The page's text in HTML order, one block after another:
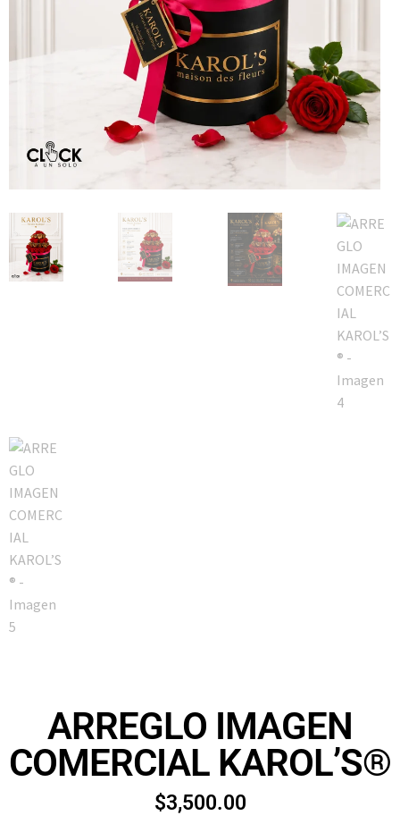
ARREGLO IMAGEN
COMERCIAL KAROL’S®️
$3,500.00